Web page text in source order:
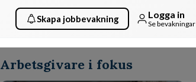
Skapa jobbevakning Logga in
Se bevakningar
Arbetsgivare i fokus